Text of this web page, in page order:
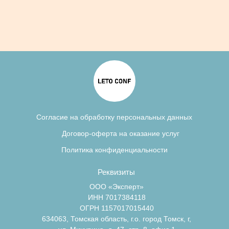
Реквизиты
ООО «Эксперт»
ИНН 7017384118
ОГРН 1157017015440
634063, Томская область, г.о. город Томск, г,
Согласие на обработку персональных данных
Договор-оферта на оказание услуг
Политика конфиденциальности